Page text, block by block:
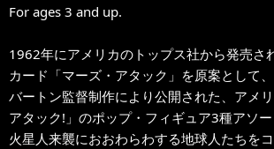
For ages 3 and up.
1962年にアメリカのトップス社から発売さ
カード「マーズ・アタック」を原案として
バートン監督制作により公開された、アメ
アタック!」のポップ・フィギュア3種アソ
火星人来襲におおわらわする地球人たちをコ